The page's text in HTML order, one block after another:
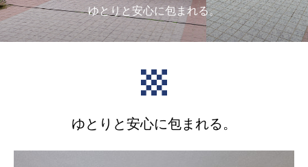
ゆとりと安心に包まれる。
ゆとりと安心に包まれる。